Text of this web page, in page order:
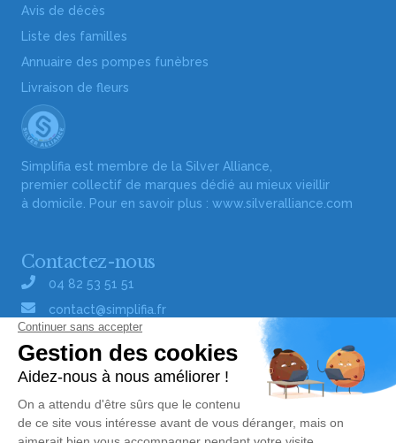
Avis de décès
Liste des familles
Annuaire des pompes funèbres
Livraison de fleurs
Simplifia est membre de la Silver Alliance,
premier collectif de marques dédié au mieux vieillir
à domicile. Pour en savoir plus : www.silveralliance.com
Contactez-nous
04 82 53 51 51
contact@simplifia.fr
Réseaux sociaux